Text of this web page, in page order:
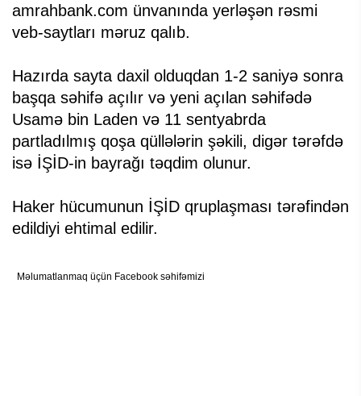
amrahbank.com ünvanında yerləşən rəsmi
veb-saytları məruz qalıb.
Hazırda sayta daxil olduqdan 1-2 saniyə sonra
başqa səhifə açılır və yeni açılan səhifədə
Usamə bin Laden və 11 sentyabrda
partladılmış qoşa qüllələrin şəkili, digər tərəfdə
isə İŞİD-in bayrağı təqdim olunur.
Haker hücumunun İŞİD qruplaşması tərəfindən
edildiyi ehtimal edilir.
Məlumatlanmaq üçün Facebook səhifəmizi